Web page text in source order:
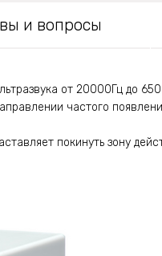
и вопросы
от 20000Гц до
частого
покинуть зону